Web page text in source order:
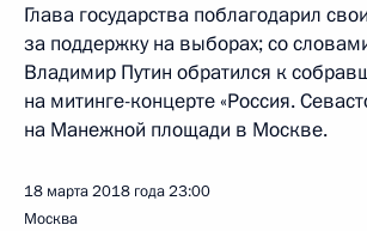
Глава государства поблагодарил
за поддержку на выборах; со
Владимир Путин обратился к
на митинге-концерте «Россия.
на Манежной площади в Москве.
18 марта 2018 года23:00
Москва